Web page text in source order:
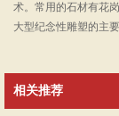
术。常用的石材有花
大型纪念性雕塑的主
相关推荐